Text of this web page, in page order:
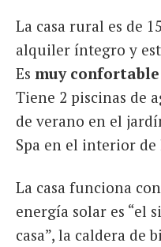
La casa rural es de
alquiler íntegro y
Es muy confortable
Tiene 2 piscinas de
de verano en el
Spa en el interior
La casa funciona con
energía solar es “el
casa”, la caldera de